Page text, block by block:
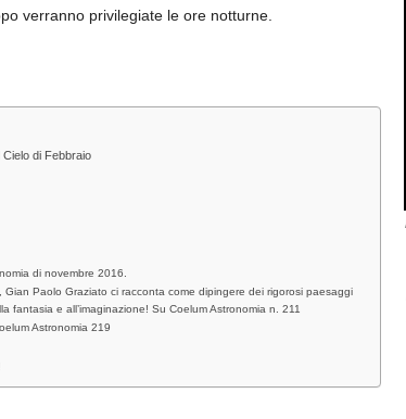
verranno privilegiate le ore notturne.
Cielo di Febbraio
di novembre 2016.
Paolo Graziato ci racconta come dipingere dei rigorosi paesaggi
fantasia e all’imaginazione! Su Coelum Astronomia n. 211
Astronomia 219